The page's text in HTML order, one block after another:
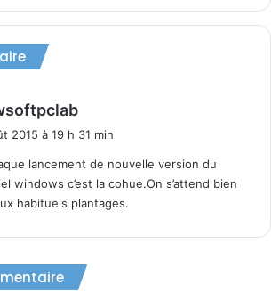
:
2015 à 19 h 31 min
lancement de nouvelle version du
windows c’est la cohue.On s’attend bien
habituels plantages.